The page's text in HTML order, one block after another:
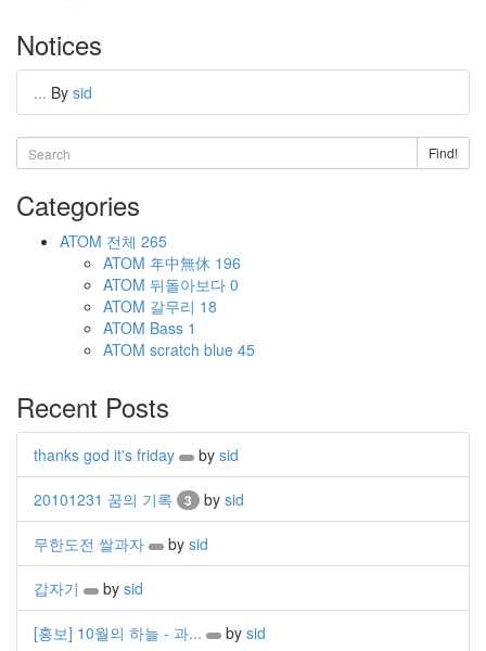
Notices
... By sid
Find!
Categories
ATOM 전체 265
ATOM 年中無休 196
ATOM 뒤돌아보다 0
ATOM 갈무리 18
ATOM Bass 1
ATOM scratch blue 45
Recent Posts
thanks god it's friday by sid
20101231 꿈의 기록 3 by sid
무한도전 쌀과자 by sid
갑자기 by sid
[홍보] 10월의 하늘 - 과... by sid